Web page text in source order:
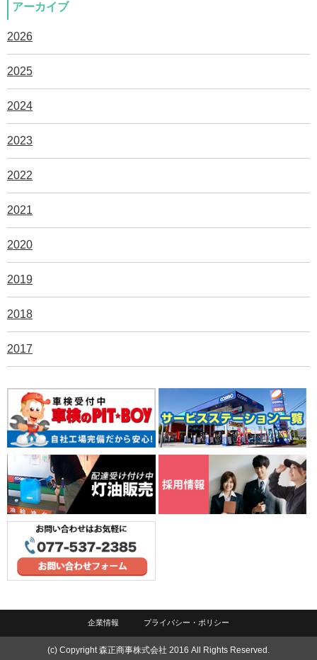
アーカイブ
2026
2025
2024
2023
2022
2021
2020
2019
2018
2017
企業情報 プライバシー・ポリシー
(c) Copyright 森正商事株式会社 2016 All Rights Reserved.